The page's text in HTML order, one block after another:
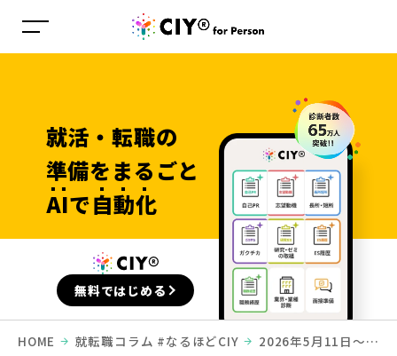
就活・転職の
準備をまるごと
AIで自動化
無料ではじめる
HOME 就転職コラム #なるほどCIY
2026年5月11日〜5